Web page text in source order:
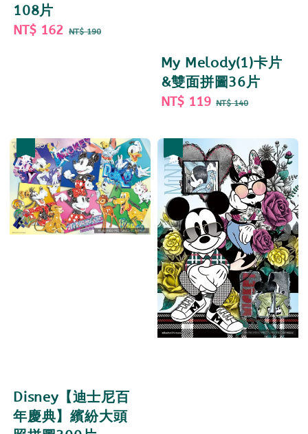
108片
Sale
NT$ 162 Regular
NT$ 190
My Melody(1)卡片
&雙面拼圖36片
Sale
NT$ 119 Regular
NT$ 140
Disney【迪士尼百
年慶典】繽紛大頭